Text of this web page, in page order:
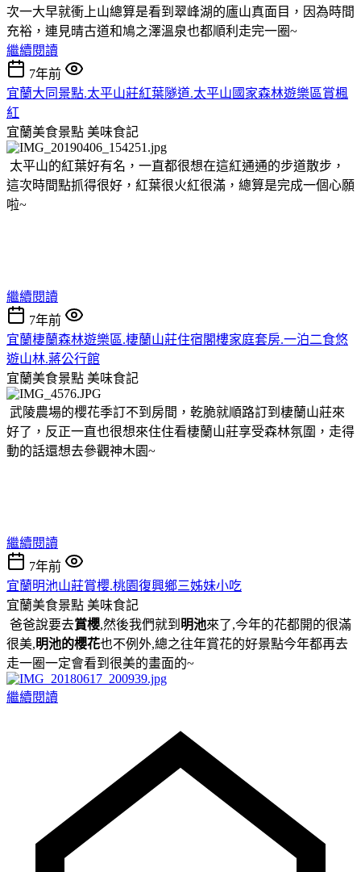
次一大早就衝上山總算是看到翠峰湖的廬山真面目，因為時間
充裕，連見晴古道和鳩之澤溫泉也都順利走完一圈~
繼續閱讀
7年前
宜蘭大同景點.太平山莊紅葉隧道.太平山國家森林遊樂區賞楓
紅
宜蘭美食景點 美味食記
太平山的紅葉好有名，一直都很想在這紅通通的步道散步，
這次時間點抓得很好，紅葉很火紅很滿，總算是完成一個心願
啦~
繼續閱讀
7年前
宜蘭棲蘭森林遊樂區.棲蘭山莊住宿閣樓家庭套房.一泊二食悠
遊山林.蔣公行館
宜蘭美食景點 美味食記
武陵農場的櫻花季訂不到房間，乾脆就順路訂到棲蘭山莊來
好了，反正一直也很想來住住看棲蘭山莊享受森林氛圍，走得
動的話還想去參觀神木園~
繼續閱讀
7年前
宜蘭明池山莊賞櫻.桃園復興鄉三姊妹小吃
宜蘭美食景點 美味食記
爸爸說要去賞櫻,然後我們就到 明池來了,今年的花都開的很滿
很美,明池的櫻花也不例外,總之往年賞花的好景點今年都再去
走一圈一定會看到很美的畫面的~
繼續閱讀